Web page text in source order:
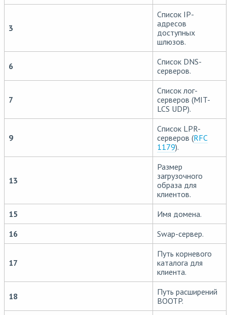
3
Список IP-
адресов
доступных
шлюзов.
6
Список DNS-
серверов.
7
Список лог-
серверов (MIT-
LCS UDP).
9
Список LPR-
серверов (RFC
1179).
13
Размер
загрузочного
образа для
клиентов.
15
Имя домена.
16
Swap-сервер.
17
Путь корневого
каталога для
клиента.
18
Путь расширений
BOOTP.